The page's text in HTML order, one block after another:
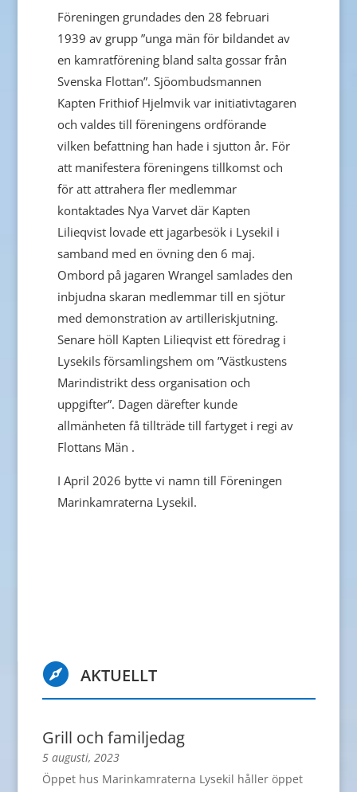
Föreningen grundades den 28 februari
1939 av grupp ”unga män för bildandet av
en kamratförening bland salta gossar från
Svenska Flottan”. Sjöombudsmannen
Kapten Frithiof Hjelmvik var initiativtagaren
och valdes till föreningens ordförande
vilken befattning han hade i sjutton år. För
att manifestera föreningens tillkomst och
för att attrahera fler medlemmar
kontaktades Nya Varvet där Kapten
Lilieqvist lovade ett jagarbesök i Lysekil i
samband med en övning den 6 maj.
Ombord på jagaren Wrangel samlades den
inbjudna skaran medlemmar till en sjötur
med demonstration av artilleriskjutning.
Senare höll Kapten Lilieqvist ett föredrag i
Lysekils församlingshem om ”Västkustens
Marindistrikt dess organisation och
uppgifter”. Dagen därefter kunde
allmänheten få tillträde till fartyget i regi av
Flottans Män .
I April 2026 bytte vi namn till Föreningen
Marinkamraterna Lysekil.
 AKTUELLT
Grill och familjedag
5 augusti, 2023
Öppet hus Marinkamraterna Lysekil håller öppet